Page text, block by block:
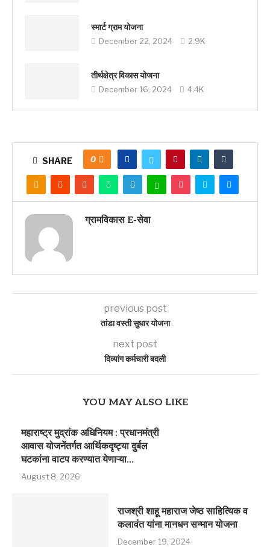
स्मार्ट ग्राम योजना
December 22, 2024 2.9K
तीर्थक्षेत्र विकास योजना
December 16, 2024 4.4K
SHARE 0
ग्रामविकास E-सेवा
previous post
तांडा वस्ती सुधार योजना
next post
दिव्यांग कर्मचारी बदली
YOU MAY ALSO LIKE
महाराष्ट्र मुद्रांक अधिनियम : प्रधानमंत्री
आवास योजनेंतर्गत आर्थिकदृष्ट्या दुर्बल
घटकांना वाटप करण्यात येणाऱ्या...
August 8, 2026
राजश्री शाहू महाराज जेष्ठ साहित्यिक व
कलावंत यांना मानधन सन्मान योजना
December 19, 2024